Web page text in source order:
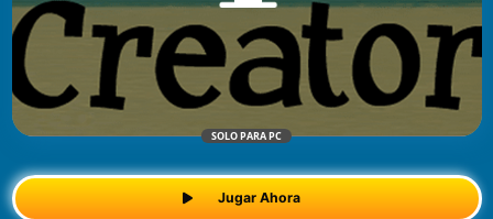
SOLO PARA PC
Jugar Ahora